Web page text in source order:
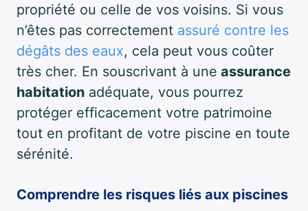
propriété ou celle de vos voisins. Si vous
n’êtes pas correctement assuré contre les
dégâts des eaux, cela peut vous coûter
très cher. En souscrivant à une assurance
habitation adéquate, vous pourrez
protéger efficacement votre patrimoine
tout en profitant de votre piscine en toute
sérénité.
Comprendre les risques liés aux piscines